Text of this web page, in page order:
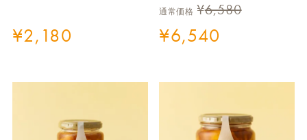
¥2,180
通常価格 ¥6,580
¥6,540